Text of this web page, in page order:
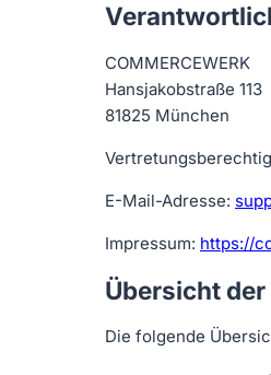
COMMERCEWERK
Hansjakobstraße 113
81825 München
E-Mail-Adresse:
Impressum: https://
Übersicht
Die folgende